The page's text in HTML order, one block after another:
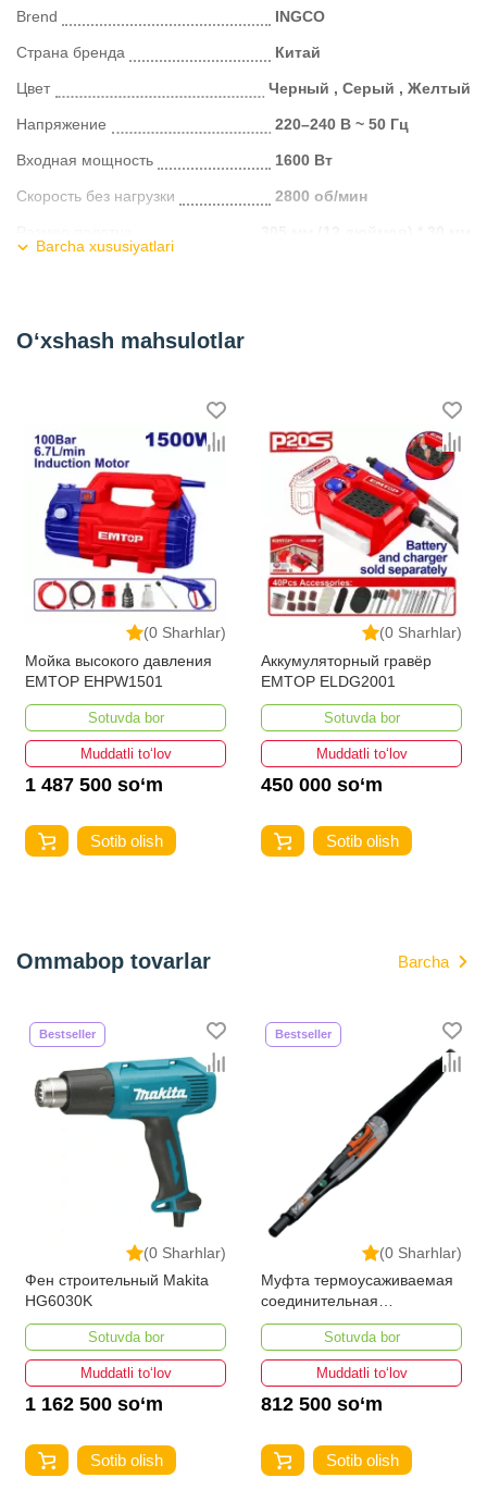
Brend INGCO
Страна бренда Китай
Цвет Черный , Серый , Желтый
Напряжение 220–240 В ~ 50 Гц
Входная мощность 1600 Вт
Скорость без нагрузки 2800 об/мин
Диаметр
Kategoriya Пилы торцовочные
Barcha xususiyatlari
O‘xshash mahsulotlar
(0 Sharhlar)
Мойка высокого давления
EMTOP EHPW1501
Sotuvda bor
Muddatli to‘lov
1 487 500 so‘m
Sotib olish
(0 Sharhlar)
Аккумуляторный гравёр
EMTOP ELDG2001
Sotuvda bor
Muddatli to‘lov
450 000 so‘m
Sotib olish
Ommabop tovarlar Barcha
(0 Sharhlar)
Bestseller
Фен строительный Makita
HG6030K
Sotuvda bor
Muddatli to‘lov
1 162 500 so‘m
Sotib olish
(0 Sharhlar)
Bestseller
Муфта термоусаживаемая
соединительная
3СТп-10У-35...50
Sotuvda bor
Muddatli to‘lov
812 500 so‘m
Sotib olish